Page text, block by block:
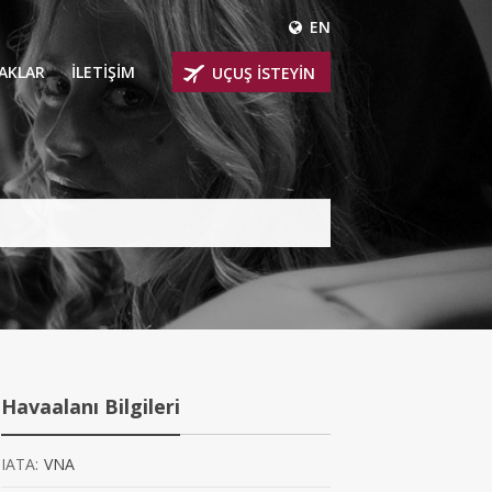
EN
UÇAKLAR
UÇAKLAR
İLETİŞİM UÇUŞ İSTEYİN
Havaalanı Bilgileri
IATA: VNA